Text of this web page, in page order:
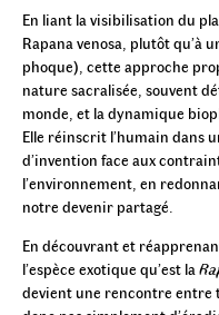
En liant la visibilisation du
Rapana venosa, plutôt qu’à
phoque), cette approche
nature sacralisée, souvent
monde, et la dynamique
Elle réinscrit l’humain dans
d’invention face aux
l’environnement, en
notre devenir partagé.
En découvrant et
l’espèce exotique qu’est la
devient une rencontre entre